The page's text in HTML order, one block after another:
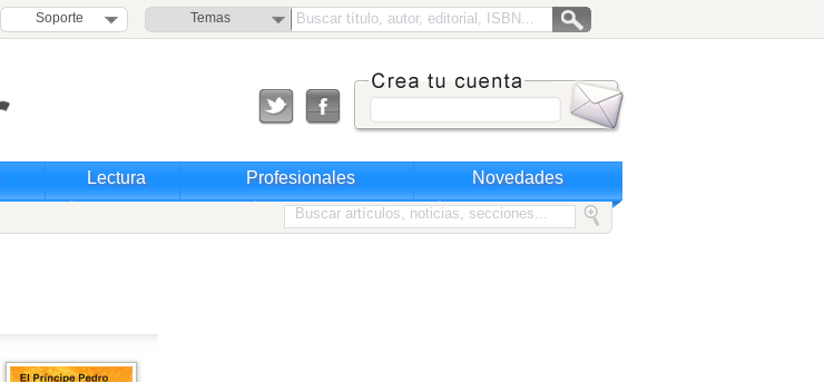
Soporte Temas
Lectura Profesionales Novedades